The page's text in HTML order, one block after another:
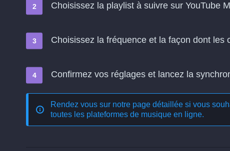
Choisissez la playlist à suivre sur YouTube
Choisissez la fréquence et la façon dont les
Confirmez vos réglages et lancez la
Rendez vous sur notre page détaillée si vous
toutes les plateformes de musique en ligne.